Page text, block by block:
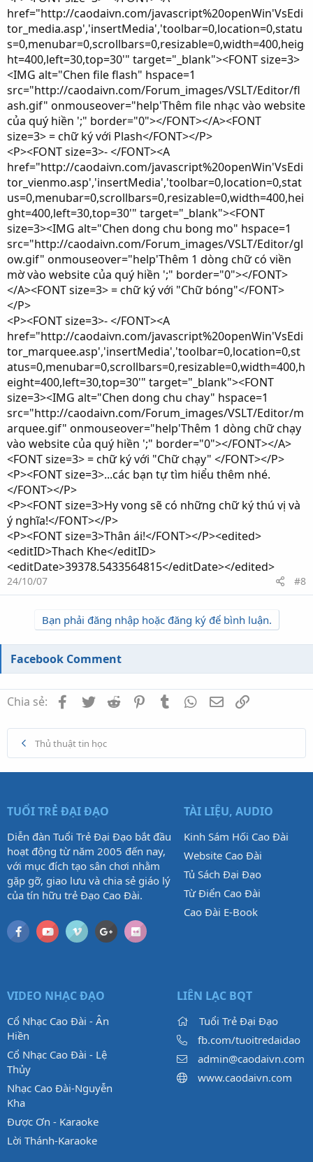
href="http://caodaivn.com/javascript%20openWin'VsEdi
tor_media.asp','insertMedia','toolbar=0,location=0,statu
s=0,menubar=0,scrollbars=0,resizable=0,width=400,heig
ht=400,left=30,top=30'" target="_blank"><FONT size=3>
<IMG alt="Chen file flash" hspace=1
src="http://caodaivn.com/Forum_images/VSLT/Editor/fl
ash.gif" onmouseover="help'Thêm file nhạc vào website
của quý hiền ';" border="0"></FONT></A><FONT
size=3> = chữ ký với Plash</FONT></P>
<P><FONT size=3>- </FONT><A
href="http://caodaivn.com/javascript%20openWin'VsEdi
tor_vienmo.asp','insertMedia','toolbar=0,location=0,stat
us=0,menubar=0,scrollbars=0,resizable=0,width=400,hei
ght=400,left=30,top=30'" target="_blank"><FONT
size=3><IMG alt="Chen dong chu bong mo" hspace=1
src="http://caodaivn.com/Forum_images/VSLT/Editor/gl
ow.gif" onmouseover="help'Thêm 1 dòng chữ có viền
mờ vào website của quý hiền ';" border="0"></FONT>
</A><FONT size=3> = chữ ký với "Chữ bóng"</FONT>
</P>
<P><FONT size=3>- </FONT><A
href="http://caodaivn.com/javascript%20openWin'VsEdi
tor_marquee.asp','insertMedia','toolbar=0,location=0,st
atus=0,menubar=0,scrollbars=0,resizable=0,width=400,h
eight=400,left=30,top=30'" target="_blank"><FONT
size=3><IMG alt="Chen dong chu chay" hspace=1
src="http://caodaivn.com/Forum_images/VSLT/Editor/m
arquee.gif" onmouseover="help'Thêm 1 dòng chữ chạy
vào website của quý hiền ';" border="0"></FONT></A>
<FONT size=3> = chữ ký với "Chữ chạy" </FONT></P>
<P><FONT size=3>...các bạn tự tìm hiểu thêm nhé.
</FONT></P>
<P><FONT size=3>Hy vong sẽ có những chữ ký thú vị và
ý nghĩa!</FONT></P>
<P><FONT size=3>Thân ái!</FONT></P><edited>
<editID>Thach Khe</editID>
<editDate>39378.5433564815</editDate></edited>
24/10/07 #8
Bạn phải đăng nhập hoặc đăng ký để bình luận.
Facebook Comment
Chia sẻ: Facebook
TwitterReddit PinterestTumblrWhatsApp
Email
Thủ thuật tin học
TUỔI TRẺ ĐẠI ĐẠO
Diễn đàn Tuổi Trẻ Đại Đạo bắt đầu
hoạt động từ năm 2005 đến nay,
với mục đích tạo sân chơi nhằm
gặp gỡ, giao lưu và chia sẻ giáo lý
của tín hữu trẻ Đạo Cao Đài.
TÀI LIỆU, AUDIO
Kinh Sám Hối Cao Đài
Website Cao Đài
Tủ Sách Đại Đạo
Từ Điển Cao Đài
Cao Đài E-Book
VIDEO NHẠC ĐẠO
Cổ Nhạc Cao Đài - Ân
Hiền
Cổ Nhạc Cao Đài - Lệ
Thủy
Nhạc Cao Đài-Nguyễn
Kha
Được Ơn - Karaoke
Lời Thánh-Karaoke
LIÊN LẠC BQT
Tuổi Trẻ Đại Đạo
fb.com/tuoitredaidao
admin@caodaivn.com
www.caodaivn.com